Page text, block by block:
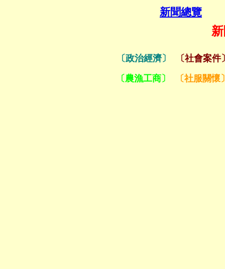
新聞總覽
〔政治經濟〕
〔社會案件
〔農漁工商〕
〔社服關懷